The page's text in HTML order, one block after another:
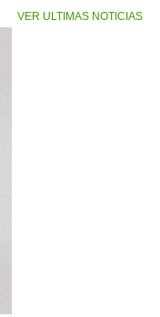
VER ULTIMAS NOTICIAS